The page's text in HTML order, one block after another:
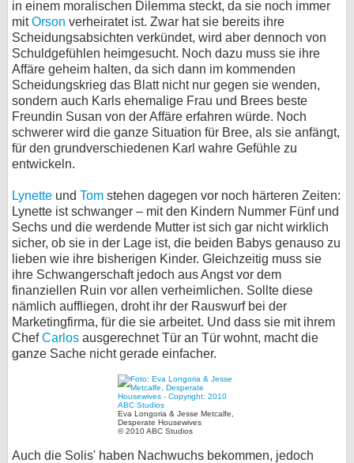
in einem moralischen Dilemma steckt, da sie noch immer
mitOrson verheiratet ist. Zwar hat sie bereits ihre
Scheidungsabsichten verkündet, wird aber dennoch von
Schuldgefühlen heimgesucht. Noch dazu muss sie ihre
Affäre geheim halten, da sich dann im kommenden
Scheidungskrieg das Blatt nicht nur gegen sie wenden,
sondern auch Karls ehemalige Frau und Brees beste
Freundin Susan von der Affäre erfahren würde. Noch
schwerer wird die ganze Situation für Bree, als sie anfängt,
für den grundverschiedenen Karl wahre Gefühle zu
entwickeln.
Lynette und Tom stehen dagegen vor noch härteren Zeiten:
Lynette ist schwanger – mit den Kindern Nummer Fünf und
Sechs und die werdende Mutter ist sich gar nicht wirklich
sicher, ob sie in der Lage ist, die beiden Babys genauso zu
lieben wie ihre bisherigen Kinder. Gleichzeitig muss sie
ihre Schwangerschaft jedoch aus Angst vor dem
finanziellen Ruin vor allen verheimlichen. Sollte diese
nämlich auffliegen, droht ihr der Rauswurf bei der
Marketingfirma, für die sie arbeitet. Und dass sie mit ihrem
ChefCarlos ausgerechnet Tür an Tür wohnt, macht die
ganze Sache nicht gerade einfacher.
Eva Longoria & Jesse Metcalfe,
Desperate Housewives
© 2010 ABC Studios
Auch die Solis' haben Nachwuchs bekommen, jedoch